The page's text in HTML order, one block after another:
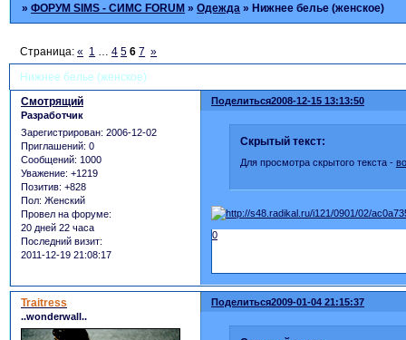
»ФОРУМ SIMS - СИМС FORUM »Одежда »Нижнее белье (женское)
Нижнее белье (женское)
Страница:« 1 … 4 5 6 7 »
Поделиться2008-12-15 13:13:50
Смотрящий
Разработчик
Зарегистрирован: 2006-12-02
Приглашений: 0
Сообщений: 1000
Уважение: +1219
Позитив: +828
Пол: Женский
Провел на форуме:
20 дней 22 часа
Последний визит:
2011-12-19 21:08:17
Скрытый текст:
Для просмотра скрытого текста -
0
Поделиться2009-01-04 21:15:37
Traitress
..wonderwall..